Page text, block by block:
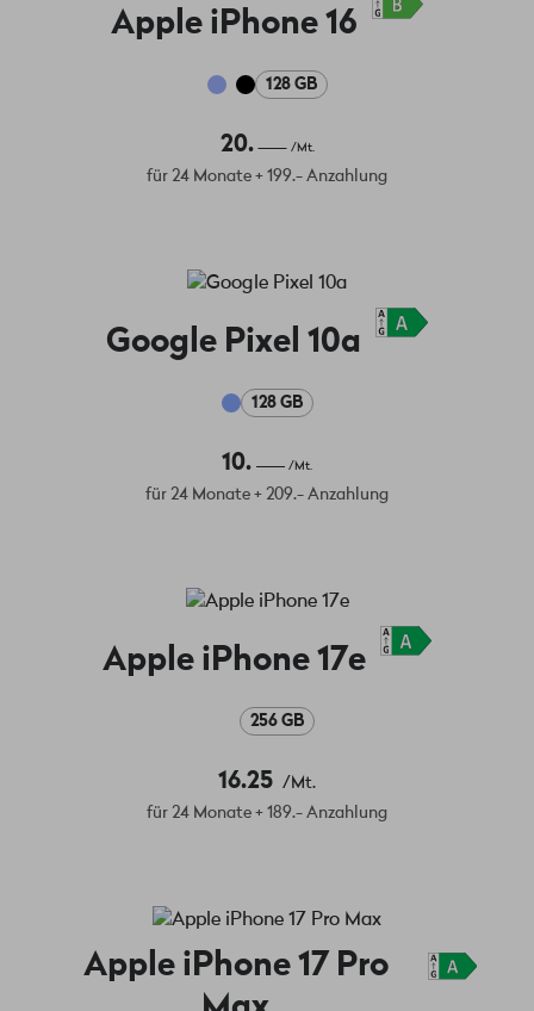
Apple iPhone 16
128 GB
20. /Mt.
für 24 Monate + 199.- Anzahlung
Google Pixel 10a
128 GB
10. /Mt.
für 24 Monate + 209.- Anzahlung
Apple iPhone 17e
256 GB
16.25 /Mt.
für 24 Monate + 189.- Anzahlung
Apple iPhone 17 Pro